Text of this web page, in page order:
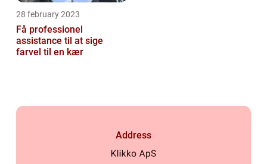
28 february 2023
Få professionel
assistance til at sige
farvel til en kær
Address